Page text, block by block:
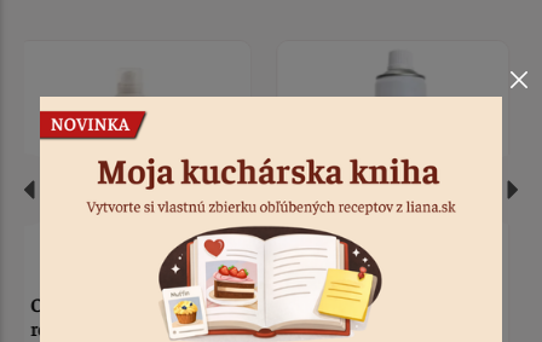
Carlex Spray 0,6 l
Papier na pečenie
silikónovaný 0,38 x 50 m